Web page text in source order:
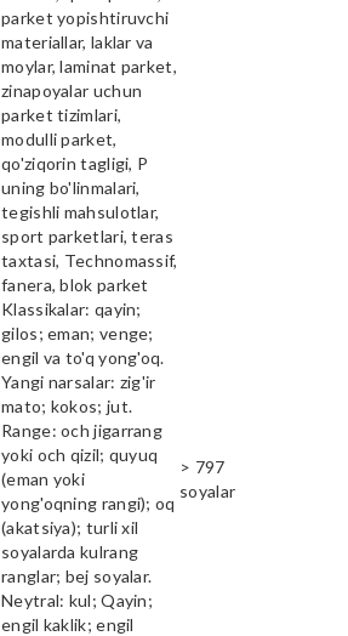
parket yopishtiruvchi
materiallar, laklar va
moylar, laminat parket,
zinapoyalar uchun
parket tizimlari,
modulli parket,
qo'ziqorin tagligi, P
uning bo'linmalari,
tegishli mahsulotlar,
sport parketlari, teras
taxtasi, Technomassif,
fanera, blok parket
Klassikalar: qayin;
gilos; eman; venge;
engil va to'q yong'oq.
Yangi narsalar: zig'ir
mato; kokos; jut.
Range: och jigarrang
yoki och qizil; quyuq
(eman yoki
yong'oqning rangi); oq
(akatsiya); turli xil
soyalarda kulrang
ranglar; bej soyalar.
Neytral: kul; Qayin;
engil kaklik; engil
> 797
soyalar